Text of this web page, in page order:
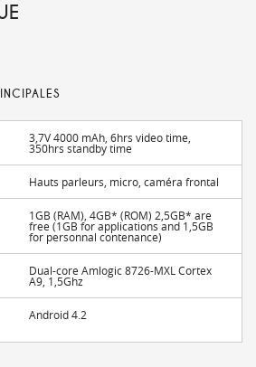
3,7V 4000 mAh, 6hrs video time,
350hrs standby time
Hauts parleurs, micro, caméra frontal
1GB (RAM), 4GB* (ROM) 2,5GB* are
free (1GB for applications and 1,5GB
for personnal contenance)
Dual-core Amlogic 8726-MXL Cortex
A9, 1,5Ghz
Android 4.2